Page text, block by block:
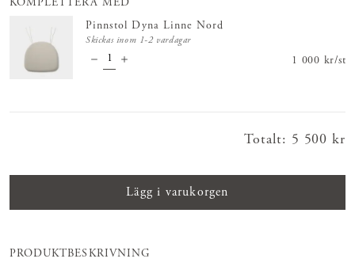
KOMPLETTERA MED
Pinnstol Dyna Linne Nord
Skickas inom 1-2 vardagar
Pris:1 000
1 000 kr/st
Totalt: Pris:
5 500 kr
Lägg i varukorgen
PRODUKTBESKRIVNING